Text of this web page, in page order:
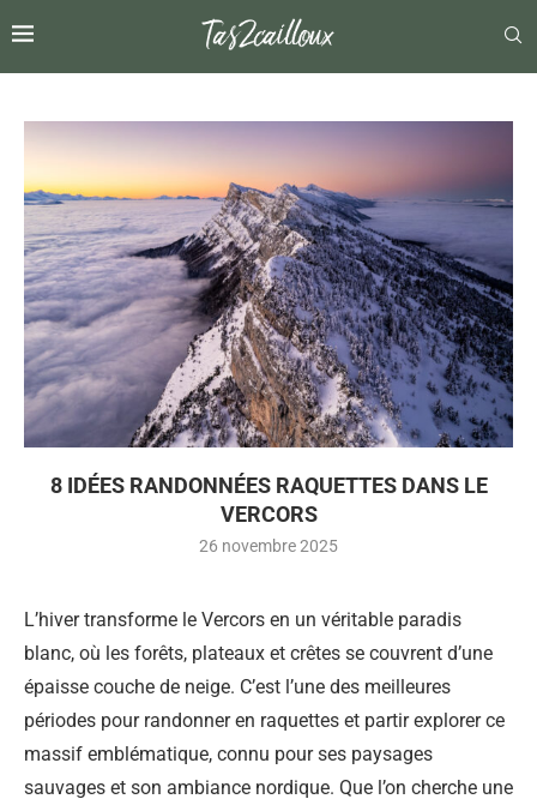
8 IDÉES RANDONNÉES RAQUETTES DANS LE
VERCORS
26 novembre 2025
L’hiver transforme le Vercors en un véritable paradis
blanc, où les forêts, plateaux et crêtes se couvrent d’une
épaisse couche de neige. C’est l’une des meilleures
périodes pour randonner en raquettes et partir explorer ce
massif emblématique, connu pour ses paysages
sauvages et son ambiance nordique. Que l’on cherche une